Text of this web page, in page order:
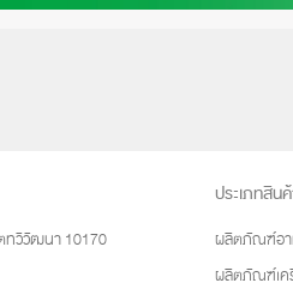
ทวีวัฒนา 10170
ประเภทสิน
ผลิตภัณฑ์อาห
ผลิตภัณฑ์เค